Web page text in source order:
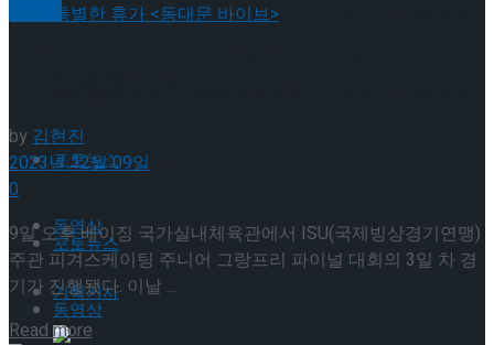
롤러스케이트 타고 시원한 맥주 한잔! DDP로 떠나는 특별한 휴
포토뉴스
동영상
기획기사
가 <동대문 바이브>
포토뉴스
동영상
by김현진
2023년 12월 09일
0
9일 오후 베이징 국가실내체육관에서 ISU(국제빙상경기연맹)
주관 피겨스케이팅 주니어 그랑프리 파이널 대회의 3일 차 경
기가 진행됐다. 이날 ...
Read more